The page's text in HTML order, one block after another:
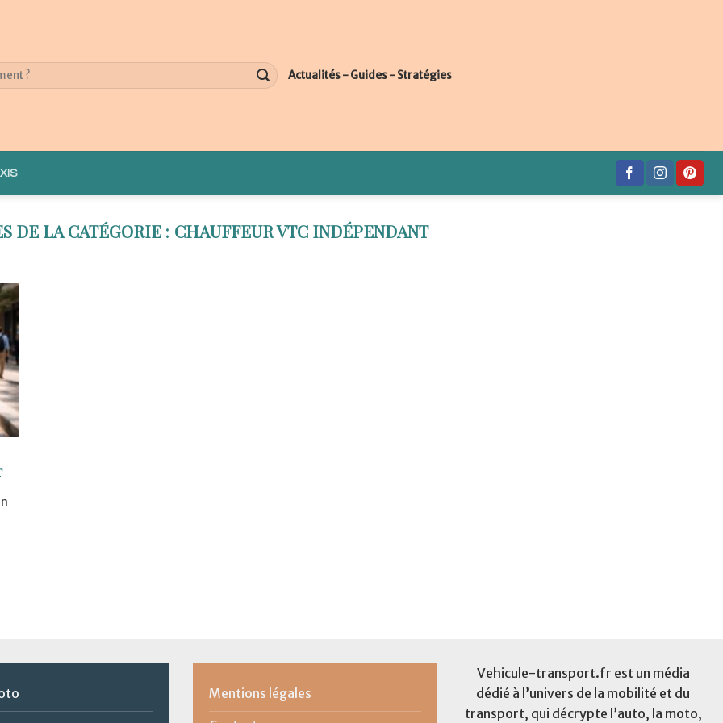
Actualités - Guides - Stratégies
CHAUFFEUR VTC INDÉPENDANT
Mentions légales
Vehicule-transport.fr est un média
dédié à l’univers de la mobilité et du
transport, qui décrypte l’auto, la moto,